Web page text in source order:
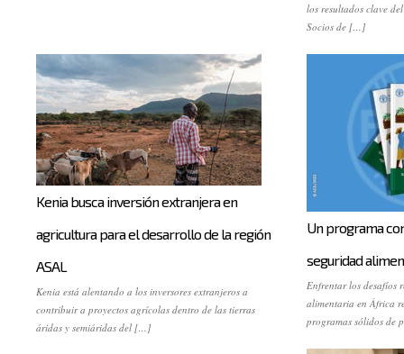
los resultados clave
Socios de […]
Kenia busca inversión extranjera en
agricultura para el desarrollo de la región
ASAL
Kenia está alentando a los inversores extranjeros a
contribuir a proyectos agrícolas dentro de las tierras
áridas y semiáridas del […]
Un programa
seguridad
Enfrentar los desafíos
alimentaria en África
programas sólidos